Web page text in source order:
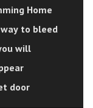
Home
to bleed
will
door